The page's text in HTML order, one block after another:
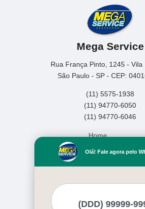
Mega Service
Rua França Pinto, 1245 - Vila
São Paulo - SP - CEP:
(11) 5575-1938
(11) 94770-6050
(11) 94770-6046
Home
Mais Serviços
Olá! Fale agora pelo